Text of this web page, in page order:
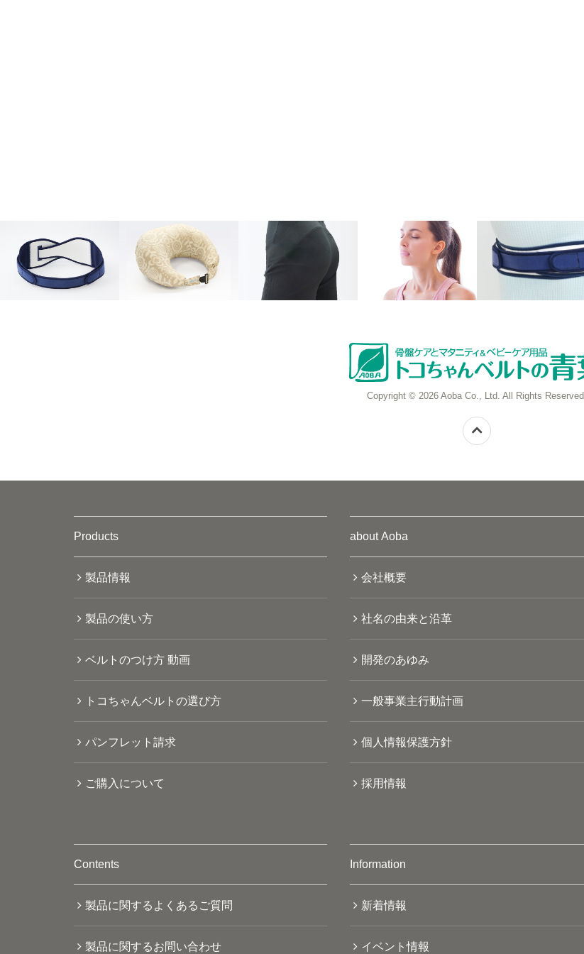
Copyright © 2026 Aoba Co., Ltd. All Rights Reserved.
Products
製品情報
製品の使い方
ベルトのつけ方 動画
トコちゃんベルトの選び方
パンフレット請求
ご購入について
Contents
製品に関するよくあるご質問
製品に関するお問い合わせ
about Aoba
会社概要
社名の由来と沿革
開発のあゆみ
一般事業主行動計画
個人情報保護方針
採用情報
Information
新着情報
イベント情報